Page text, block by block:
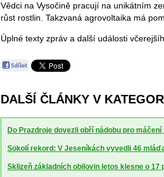
Vědci na Vysočině pracují na unikátním
růst rostlin. Takzvaná agrovoltaika má
Úplné texty zpráv a další události
DALŠÍ ČLÁNKY V
Do Prazdroje dovezli obří nádobu pro
Sokolí rekord: V Jeseníkách vyvedli 46
Sklizeň základních obilovin letos klesne o 17